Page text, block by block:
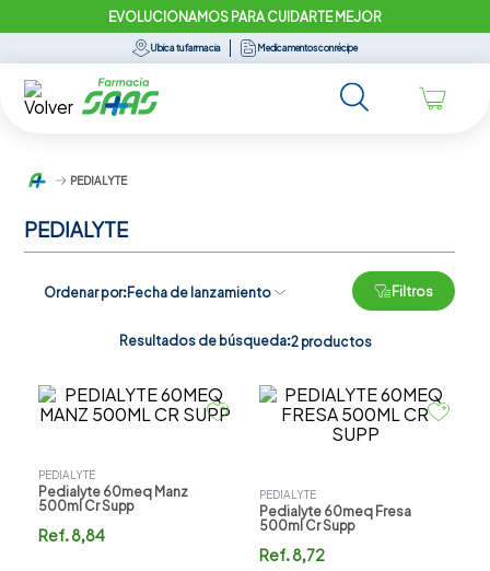
EVOLUCIONAMOS PARA CUIDARTE MEJOR
Ubica tu farmacia Medicamentos con récipe
PEDIALYTE
PEDIALYTE
Ordenar por Fecha de lanzamiento Filtros
Resultados de búsqueda:2 productos
PEDIALYTE
Pedialyte 60meq Manz
500ml Cr Supp
Ref.8,84
PEDIALYTE
Pedialyte 60meq Fresa
500ml Cr Supp
Ref.8,72